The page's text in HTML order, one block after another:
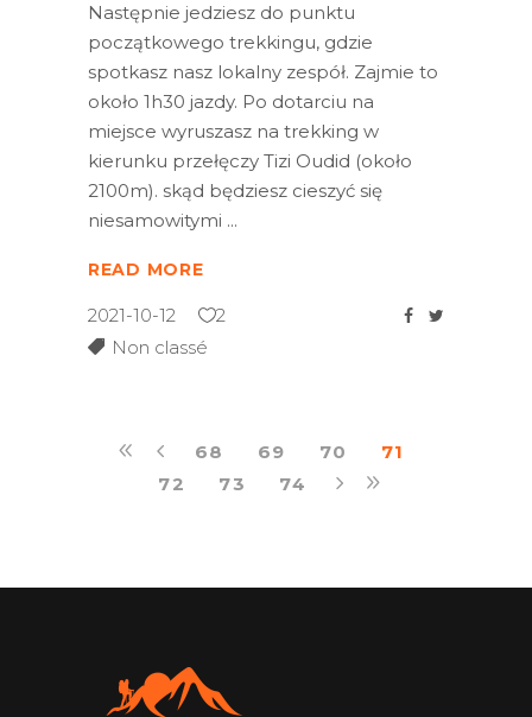
Następnie jedziesz do punktu
początkowego trekkingu, gdzie
spotkasz nasz lokalny zespół. Zajmie to
około 1h30 jazdy. Po dotarciu na
miejsce wyruszasz na trekking w
kierunku przełęczy Tizi Oudid (około
2100m). skąd będziesz cieszyć się
niesamowitymi
READ MORE
2021-10-12
2
Non classé
68 69 70
71
72
73 74